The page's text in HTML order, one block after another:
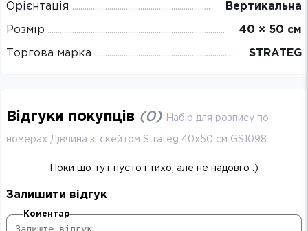
Орієнтація Вертикальна
Розмір 40 × 50 см
Торгова марка STRATEG
Відгуки покупців (0) Набір для розпису по
номерах Дівчина зі скейтом Strateg 40х50 см GS1098
Поки що тут пусто і тихо, але не надовго :)
Залишити відгук
Коментар